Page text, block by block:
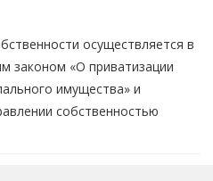
осуществляется в
законом «О приватизации
имущества» и
собственностью